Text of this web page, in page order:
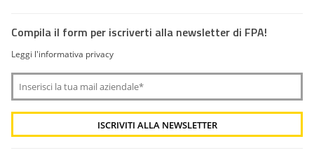
Compila il form per iscriverti alla newsletter di FPA!
Leggi l'informativa privacy